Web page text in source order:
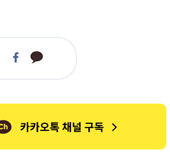
페
이
카
카